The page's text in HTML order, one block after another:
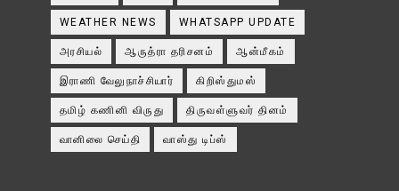
WEATHER NEWS WHATSAPP UPDATE
அரசியல் ஆருத்ரா தரிசனம் ஆன்மீகம்
இராணி வேலுநாச்சியார் கிறிஸ்துமஸ்
தமிழ் கணினி விருது திருவள்ளுவர் தினம்
வானிலை செய்தி வாஸ்து டிப்ஸ்